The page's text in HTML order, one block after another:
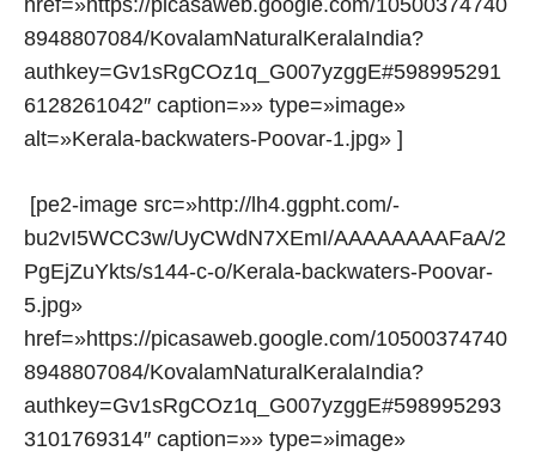
href=»https://picasaweb.google.com/10500374740
8948807084/KovalamNaturalKeralaIndia?
authkey=Gv1sRgCOz1q_G007yzggE#598995291
6128261042″ caption=»» type=»image»
alt=»Kerala-backwaters-Poovar-1.jpg» ]
[pe2-image src=»http://lh4.ggpht.com/-
bu2vI5WCC3w/UyCWdN7XEmI/AAAAAAAAFaA/2
PgEjZuYkts/s144-c-o/Kerala-backwaters-Poovar-
5.jpg»
href=»https://picasaweb.google.com/10500374740
8948807084/KovalamNaturalKeralaIndia?
authkey=Gv1sRgCOz1q_G007yzggE#598995293
3101769314″ caption=»» type=»image»